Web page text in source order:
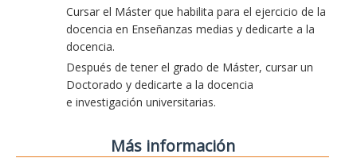
Cursar el Máster que habilita para el ejercicio de la
docencia en Enseñanzas medias y dedicarte a la
docencia.
Después de tener el grado de Máster, cursar un
Doctorado y dedicarte a la docencia
e investigación universitarias.
Más información